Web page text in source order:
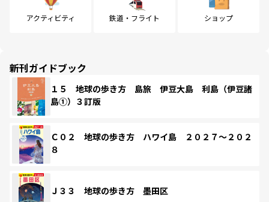
アクティビティ 鉄道・フライト ショップ
新刊ガイドブック
１５ 地球の歩き方 島旅 伊豆大島 利島（伊豆諸
島①）３訂版
Ｃ０２ 地球の歩き方 ハワイ島 ２０２７～２０２
８
Ｊ３３ 地球の歩き方 墨田区